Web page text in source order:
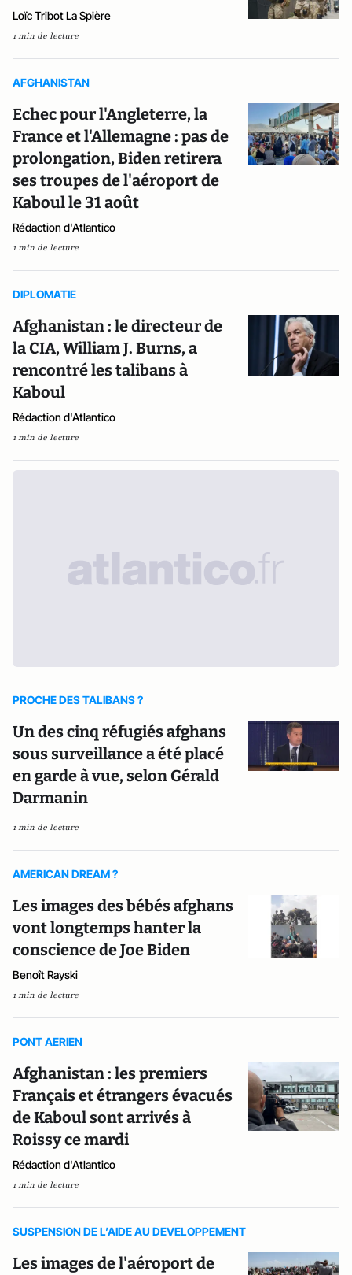
Loïc Tribot La Spière
1 min de lecture
AFGHANISTAN
Echec pour l'Angleterre, la
France et l'Allemagne : pas de
prolongation, Biden retirera
ses troupes de l'aéroport de
Kaboul le 31 août
Rédaction d'Atlantico
1 min de lecture
DIPLOMATIE
Afghanistan : le directeur de
la CIA, William J. Burns, a
rencontré les talibans à
Kaboul
Rédaction d'Atlantico
1 min de lecture
PROCHE DES TALIBANS ?
Un des cinq réfugiés afghans
sous surveillance a été placé
en garde à vue, selon Gérald
Darmanin
1 min de lecture
AMERICAN DREAM ?
Les images des bébés afghans
vont longtemps hanter la
conscience de Joe Biden
Benoît Rayski
1 min de lecture
PONT AERIEN
Afghanistan : les premiers
Français et étrangers évacués
de Kaboul sont arrivés à
Roissy ce mardi
Rédaction d'Atlantico
1 min de lecture
SUSPENSION DE L’AIDE AU DEVELOPPEMENT
Les images de l'aéroport de